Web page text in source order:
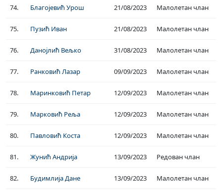
74. Благојевић Урош 21/08/2023 Малолетан члан
75. Пузић Иван 21/08/2023 Малолетан члан
76. Данојлић Вељко 31/08/2023 Малолетан члан
77. Ранковић Лазар 09/09/2023 Малолетан члан
78. Маринковић Петар 12/09/2023 Малолетан члан
79. Марковић Реља 12/09/2023 Малолетан члан
80. Павловић Коста 12/09/2023 Малолетан члан
81. Жунић Андрија 13/09/2023 Редован члан
82. Будимлија Дане 13/09/2023 Малолетан члан